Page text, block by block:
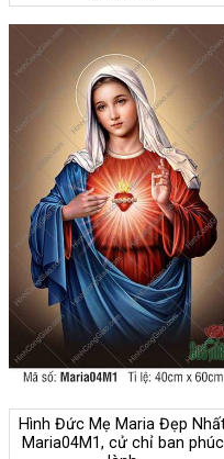
Hình Đức Mẹ Maria Đẹp
Maria04M1, cử chỉ ban phúc